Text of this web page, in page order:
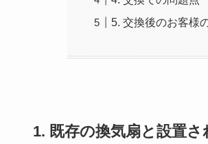
5. 交換後のお客様
1. 既存の換気扇と設置